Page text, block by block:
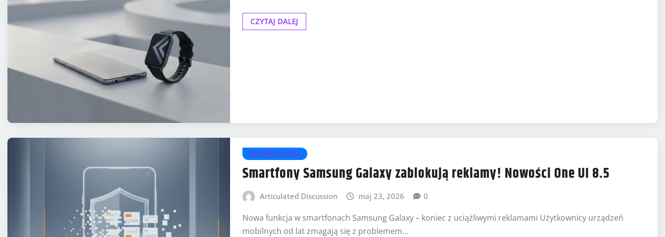
CZYTAJ DALEJ
TECHNOLOGIA
Smartfony Samsung Galaxy zablokują reklamy! Nowości One UI 8.5
Articulated Discussion maj 23, 2026 0
Nowa funkcja w smartfonach Samsung Galaxy – koniec z uciążliwymi reklamami Użytkownicy urządzeń
mobilnych od lat zmagają się z problemem…